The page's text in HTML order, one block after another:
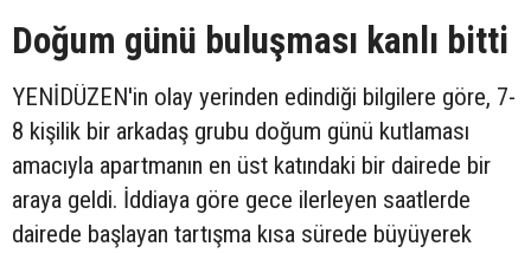
Doğum günü buluşması kanlı bitti
YENİDÜZEN'in olay yerinden edindiği bilgilere göre, 7-
8 kişilik bir arkadaş grubu doğum günü kutlaması
amacıyla apartmanın en üst katındaki bir dairede bir
araya geldi. İddiaya göre gece ilerleyen saatlerde
dairede başlayan tartışma kısa sürede büyüyerek